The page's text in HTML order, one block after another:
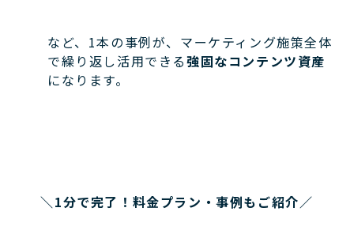
など、1本の事例が、マーケティング施策全体
で繰り返し活用できる強固なコンテンツ資産
になります。
＼1分で完了！料金プラン・事例もご紹介／